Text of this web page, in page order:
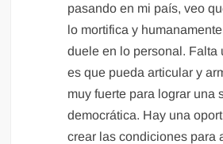
pasando en mi país, veo
lo mortifica y
duele en lo personal. Falta
es que pueda articular y
muy fuerte para lograr una
democrática. Hay una
crear las condiciones para